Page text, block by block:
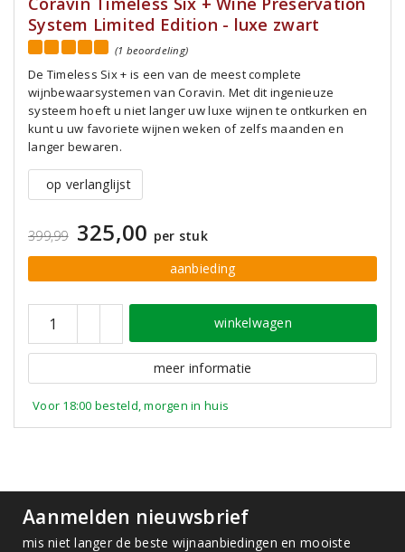
System Limited Edition - luxe zwart
(1 beoordeling)
De Timeless Six + is een van de meest complete
wijnbewaarsystemen van Coravin. Met dit ingenieuze
systeem hoeft u niet langer uw luxe wijnen te ontkurken en
kunt u uw favoriete wijnen weken of zelfs maanden en
langer bewaren.
op verlanglijst
399,99 325,00 per stuk
aanbieding
winkelwagen
meer informatie
Voor 18:00 besteld, morgen in huis
Aanmelden nieuwsbrief
mis niet langer de beste wijnaanbiedingen en mooiste